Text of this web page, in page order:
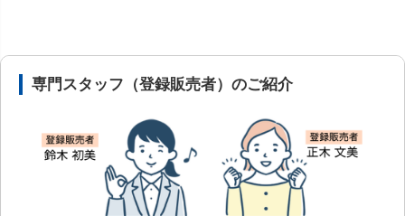
専門スタッフ（登録販売者）のご紹介